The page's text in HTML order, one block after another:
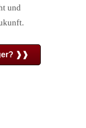
und
❱❱